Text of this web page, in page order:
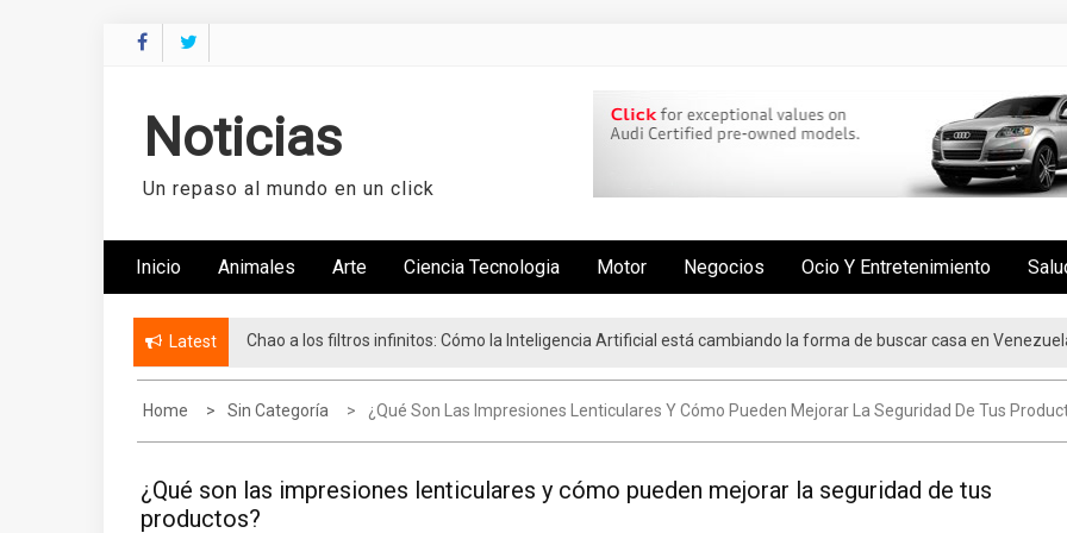
Skip
Noticias
Un repaso al mundo en un click
Inicio Animales Arte Ciencia Tecnologia Motor Negocios Ocio Y Entretenimiento
Latest Chao a los filtros infinitos: Cómo la Inteligencia Artificial está cambiando la forma de buscar casa en
Fundación FUNO consolida su red de apoyo con más de 3.5 millones de beneficiarios
Home Sin Categoría ¿Qué Son Las Impresiones Lenticulares Y Cómo Pueden Mejorar La Seguridad De Tus
¿Qué son las impresiones lenticulares y cómo pueden mejorar la seguridad de tus
productos?